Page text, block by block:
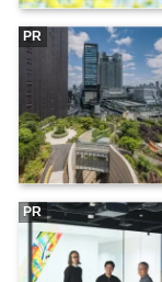
PR
PR